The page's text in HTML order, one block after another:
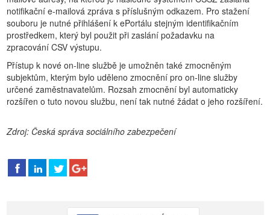
notifikační e-mailová zpráva s příslušným odkazem. Pro stažení
souboru je nutné přihlášení k ePortálu stejným identifikačním
prostředkem, který byl použit při zaslání požadavku na
zpracování CSV výstupu.
Přístup k nové on-line službě je umožněn také zmocněným
subjektům, kterým bylo uděleno zmocnění pro on-line služby
určené zaměstnavatelům. Rozsah zmocnění byl automaticky
rozšířen o tuto novou službu, není tak nutné žádat o jeho rozšíření.
Zdroj: Česká správa sociálního zabezpečení